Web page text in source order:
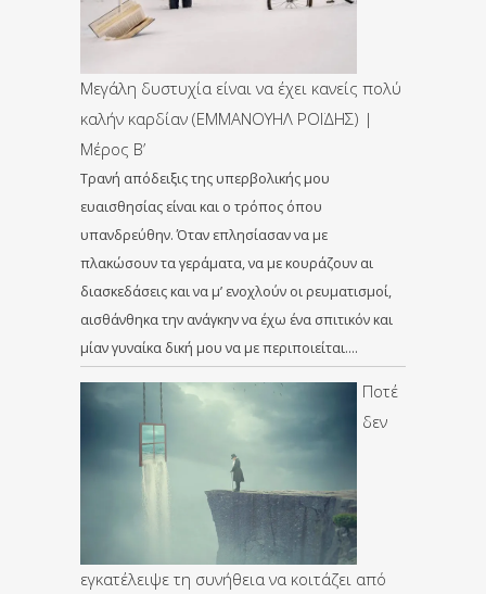
Μεγάλη δυστυχία είναι να έχει κανείς πολύ
καλήν καρδίαν (ΕΜΜΑΝΟΥΗΛ ΡΟΪΔΗΣ) |
Μέρος Β’
Τρανή απόδειξις της υπερβολικής μου
ευαισθησίας είναι και ο τρόπος όπου
υπανδρεύθην. Όταν επλησίασαν να με
πλακώσουν τα γεράματα, να με κουράζουν αι
διασκεδάσεις και να μ’ ενοχλούν οι ρευματισμοί,
αισθάνθηκα την ανάγκην να έχω ένα σπιτικόν και
μίαν γυναίκα δική μου να με περιποιείται….
Ποτέ
δεν
εγκατέλειψε τη συνήθεια να κοιτάζει από